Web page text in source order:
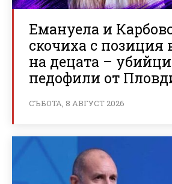
Емануела и
скочиха с позиция
на децата –
педофили от
СЪБОТА, 8 АВГУСТ 2026